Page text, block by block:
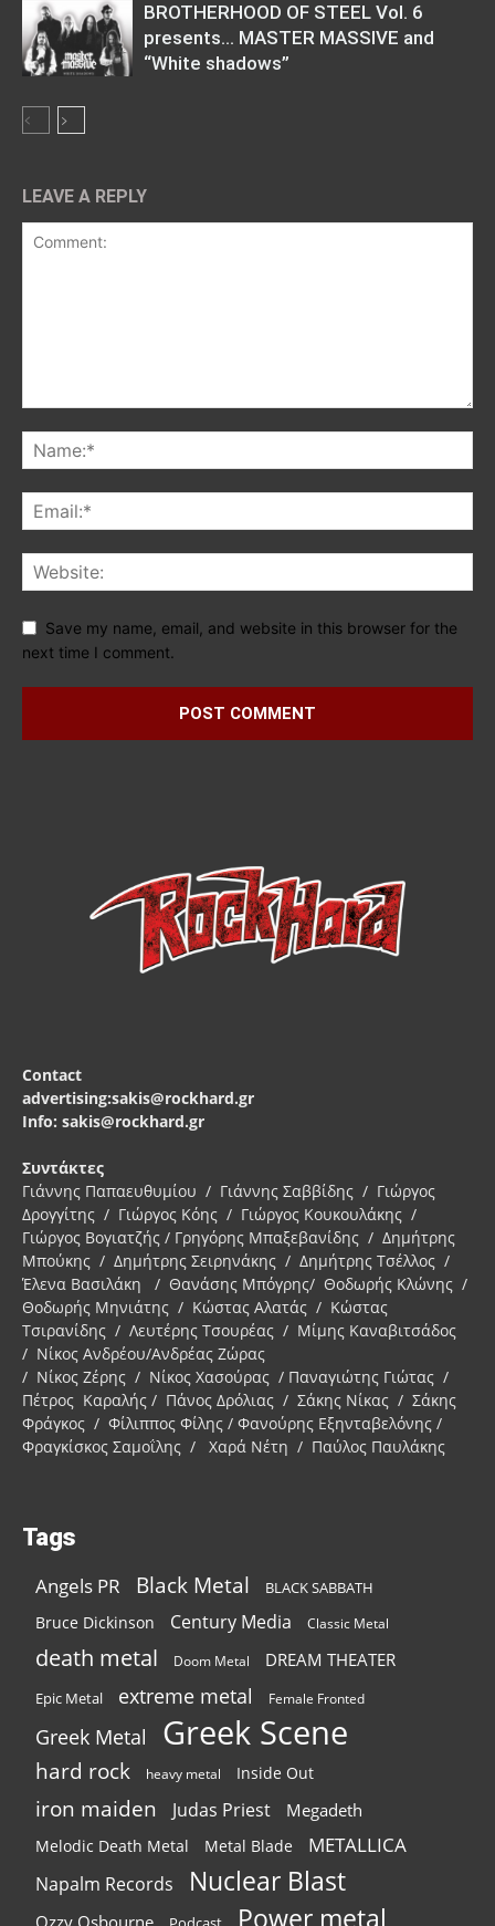
BROTHERHOOD OF STEEL Vol. 6
presents… MASTER MASSIVE and
“White shadows”
LEAVE A REPLY
Save my name, email, and website in this browser for the
next time I comment.
Contact
advertising:sakis@rockhard.gr
Info: sakis@rockhard.gr
Συντάκτες
Γιάννης Παπαευθυμίου / Γιάννης Σαββίδης / Γιώργος
Δρογγίτης / Γιώργος Κόης / Γιώργος Κουκουλάκης /
Γιώργος Βογιατζής / Γρηγόρης Μπαξεβανίδης / Δημήτρης
Μπούκης / Δημήτρης Σειρηνάκης / Δημήτρης Τσέλλος /
Έλενα Βασιλάκη / Θανάσης Μπόγρης/ Θοδωρής Κλώνης /
Θοδωρής Μηνιάτης / Κώστας Αλατάς / Κώστας
Τσιρανίδης / Λευτέρης Τσουρέας / Μίμης Καναβιτσάδος
/ Νίκος Ανδρέου/Ανδρέας Ζώρας
/ Νίκος Ζέρης / Νίκος Χασούρας / Παναγιώτης Γιώτας /
Πέτρος Καραλής / Πάνος Δρόλιας / Σάκης Νίκας / Σάκης
Φράγκος / Φίλιππος Φίλης / Φανούρης Εξηνταβελόνης /
Φραγκίσκος Σαμοΐλης / Χαρά Νέτη / Παύλος Παυλάκης
Tags
Angels PR Black Metal BLACK SABBATH
Bruce Dickinson Century Media Classic Metal
death metal Doom Metal DREAM THEATER
Epic Metal extreme metal Female Fronted
Greek Metal Greek Scene
hard rock heavy metal Inside Out
iron maiden Judas Priest Megadeth
Melodic Death Metal Metal Blade METALLICA
Napalm Records Nuclear Blast
Ozzy Osbourne Power metal